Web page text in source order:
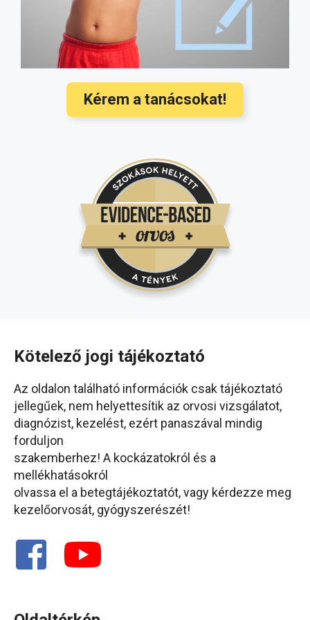
orvosi ajánlások(3568)
Hallójárat gyulladás kezelése és
megelőzése a legújabb nemzetközi
ajánlások alapján
Kérem a tanácsokat!
Kötelező jogi tájékoztató
Az oldalon található információk csak tájékoztató
jellegűek, nem helyettesítik az orvosi vizsgálatot,
diagnózist, kezelést, ezért panaszával mindig
forduljon
szakemberhez! A kockázatokról és a
mellékhatásokról
olvassa el a betegtájékoztatót, vagy kérdezze meg
kezelőorvosát, gyógyszerészét!